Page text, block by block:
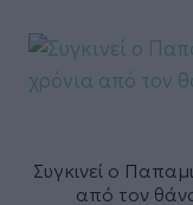
Συγκινεί ο
από τον